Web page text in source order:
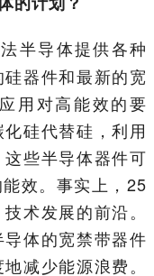
半导体提供各种
器件和最新的宽
用对高能效的要
硅代替硅，利用
些半导体器件可
效。事实上，25
术发展的前沿。
体的宽禁带器件
减少能源浪费。